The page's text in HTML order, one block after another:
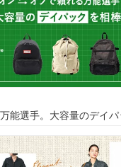
能選手。大容量のデイパ